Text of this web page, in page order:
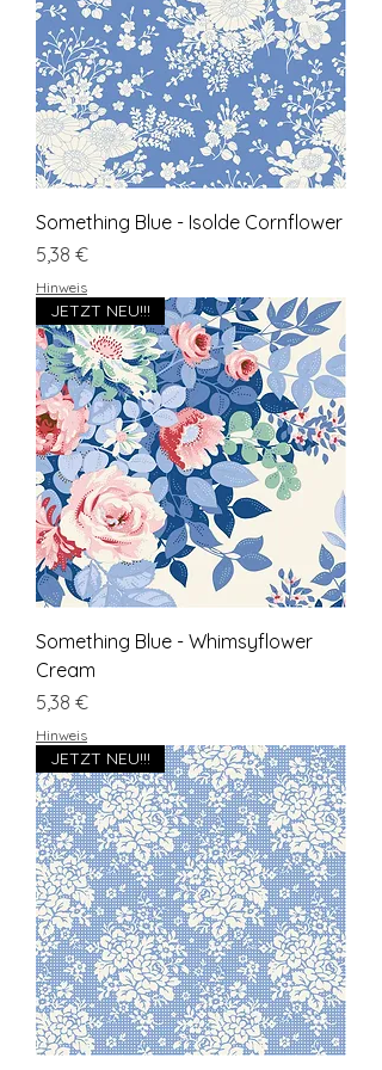
Something Blue - Isolde Cornflower
Preis
5,38 €
Hinweis
JETZT NEU!!!
Something Blue - Whimsyflower
Cream
Preis
5,38 €
Hinweis
JETZT NEU!!!